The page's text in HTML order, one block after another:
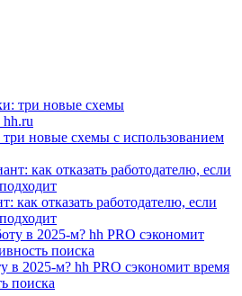
новые схемы с использованием
как отказать работодателю, если
в 2025-м? hh PRO сэкономит время
поиска